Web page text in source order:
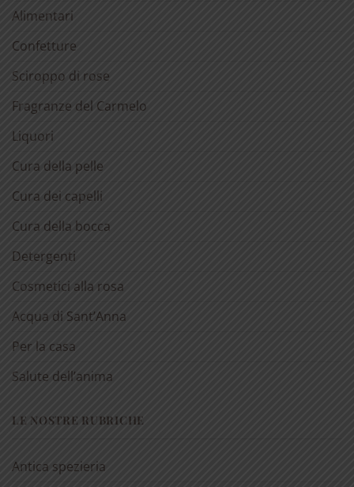
Alimentari
Confetture
Sciroppo di rose
Fragranze del Carmelo
Liquori
Cura della pelle
Cura dei capelli
Cura della bocca
Detergenti
Cosmetici alla rosa
Acqua di Sant’Anna
Per la casa
Salute dell’anima
LE NOSTRE RUBRICHE
Antica spezieria